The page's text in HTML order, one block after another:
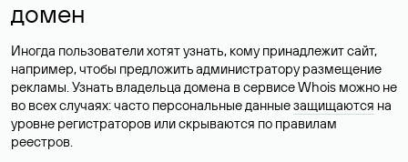
домен
Иногда пользователи хотят узнать, кому принадлежит сайт,
например, чтобы предложить администратору размещение
рекламы. Узнать владельца домена в сервисе Whois можно не
во всех случаях: часто персональные данныезащищаются на
уровне регистраторов или скрываются по правилам
реестров.